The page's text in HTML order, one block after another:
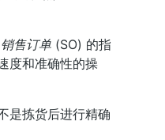
销售订单 (SO) 的指
度和准确性的操
是拣货后进行精确